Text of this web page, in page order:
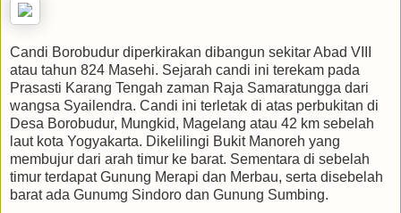
Candi Borobudur diperkirakan dibangun sekitar Abad VIII
atau tahun 824 Masehi. Sejarah candi ini terekam pada
Prasasti Karang Tengah zaman Raja Samaratungga dari
wangsa Syailendra. Candi ini terletak di atas perbukitan di
Desa Borobudur, Mungkid, Magelang atau 42 km sebelah
laut kota Yogyakarta. Dikelilingi Bukit Manoreh yang
membujur dari arah timur ke barat. Sementara di sebelah
timur terdapat Gunung Merapi dan Merbau, serta disebelah
barat ada Gunumg Sindoro dan Gunung Sumbing.